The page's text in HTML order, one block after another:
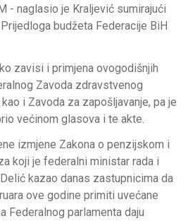
- naglasio je Kraljević sumirajući
budžeta Federacije BiH
zavisi i primjena ovogodišnjih
Zavoda zdravstvenog
i Zavoda za zapošljavanje, pa je
većinom glasova i te akte.
izmjene Zakona o penzijskom i
koji je federalni ministar rada i
kazao danas zastupnicima da
ove godine primiti uvećane
Federalnog parlamenta daju